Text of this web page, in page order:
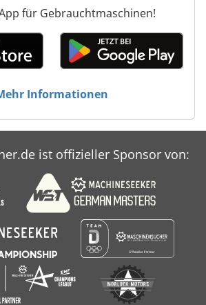
für Gebrauchtmaschinen!
Informationen
ist offizieller Sponsor von: